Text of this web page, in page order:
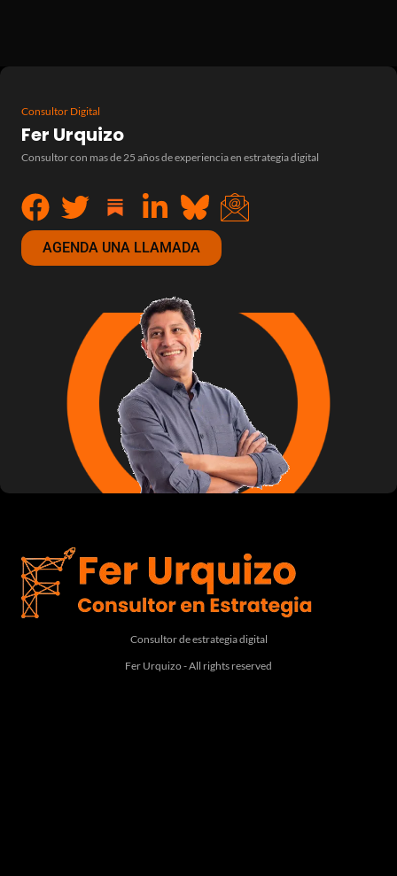
Consultor Digital
Fer Urquizo
Consultor con mas de 25 años de experiencia en estrategia digital
AGENDA UNA LLAMADA
Consultor de estrategia digital
Fer Urquizo - All rights reserved